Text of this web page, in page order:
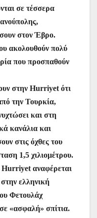
σε τέσσερα
στον Έβρο.
ακολουθούν πολύ
που προσπαθούν
στην Hurriyet ότι
την Τουρκία,
και στη
κανάλια και
στις όχθες του
1,5 χιλιομέτρου.
αναφέρεται
ελληνική
Φετουλάχ
«ασφαλή» σπίτια.